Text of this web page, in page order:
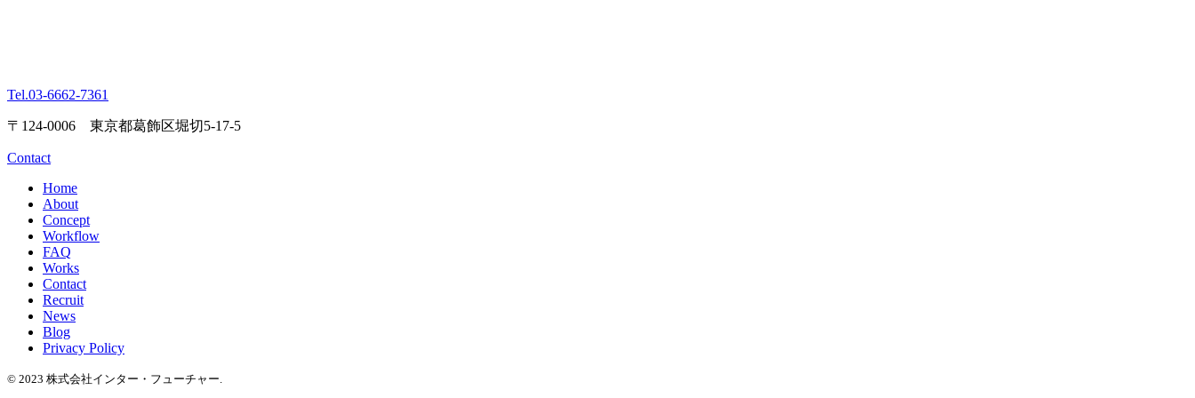
Tel.03-6662-7361
〒124-0006 東京都葛飾区堀切5-17-5
Contact
Home
About
Concept
Workflow
FAQ
Works
Contact
Recruit
News
Blog
Privacy Policy
© 2023 株式会社インター・フューチャー.